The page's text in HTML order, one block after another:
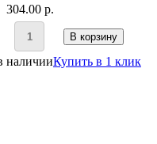
304.00 p.
В корзину
наличииКупить в 1 клик